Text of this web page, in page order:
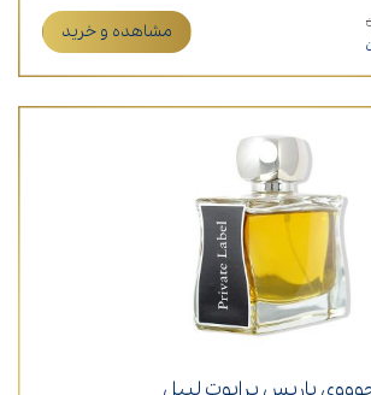
مشاهده و خرید
پاریس پرایوت لیبل